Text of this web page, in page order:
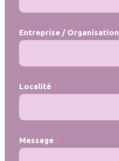
Entreprise / Organisation
Localité
Message